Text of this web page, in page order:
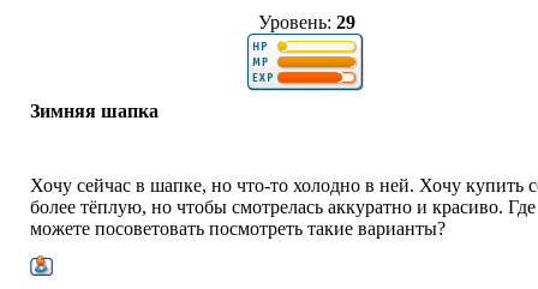
Уровень: 29
Зимняя шапка
Хочу сейчас в шапке, но что-то холодно в ней. Хочу купить
более тёплую, но чтобы смотрелась аккуратно и красиво. Где
можете посоветовать посмотреть такие варианты?